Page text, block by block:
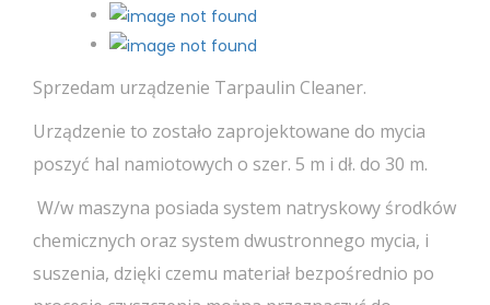
Sprzedam urządzenie Tarpaulin Cleaner.
Urządzenie to zostało zaprojektowane do mycia
poszyć hal namiotowych o szer. 5 m i dł. do 30 m.
W/w maszyna posiada system natryskowy środków
chemicznych oraz system dwustronnego mycia, i
suszenia, dzięki czemu materiał bezpośrednio po